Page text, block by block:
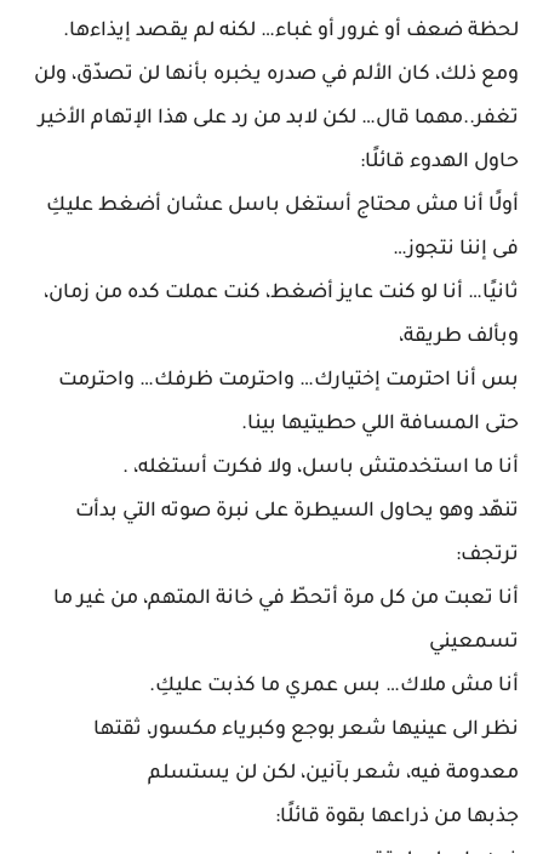
لحظة ضعف أو غرور أو غباء… لكنه لم يقصد إيذاءها.
ومع ذلك، كان الألم في صدره يخبره بأنها لن تصدّق، ولن
تغفر..مهما قال… لكن لابد من رد على هذا الإتهام الأخير
حاول الهدوء قائلًا:
أولًا أنا مش محتاج أستغل باسل عشان أضغط عليكِ
فى إننا نتجوز…
ثانيًا… أنا لو كنت عايز أضغط، كنت عملت كده من زمان،
وبألف طريقة،
بس أنا احترمت إختيارك… واحترمت ظرفك… واحترمت
حتى المسافة اللي حطيتيها بينا.
أنا ما استخدمتش باسل، ولا فكرت أستغله، .
تنهّد وهو يحاول السيطرة على نبرة صوته التي بدأت
ترتجف:
أنا تعبت من كل مرة أتحطّ في خانة المتهم، من غير ما
تسمعيني
أنا مش ملاك… بس عمري ما كذبت عليكِ.
نظر الى عينيها شعر بوجع وكبرياء مكسور، ثقتها
معدومة فيه، شعر بآنين، لكن لن يستسلم
جذبها من ذراعها بقوة قائلًا: